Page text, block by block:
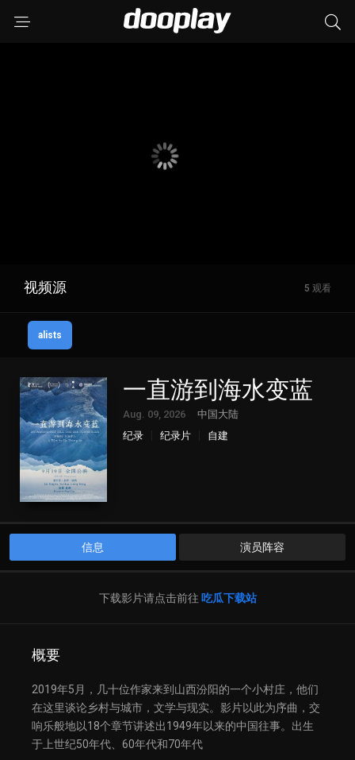
视频源 5 观看
alists
一直游到海水变蓝
Aug. 09, 2026
中国大陆
纪录
纪录片 自建
信息 演员阵容
下载影片请点击前往 吃瓜下载站
概要
2019年5月，几十位作家来到山西汾阳的一个小村庄，他们
在这里谈论乡村与城市，文学与现实。影片以此为序曲，交
响乐般地以18个章节讲述出1949年以来的中国往事。出生
于上世纪50年代、60年代和70年代